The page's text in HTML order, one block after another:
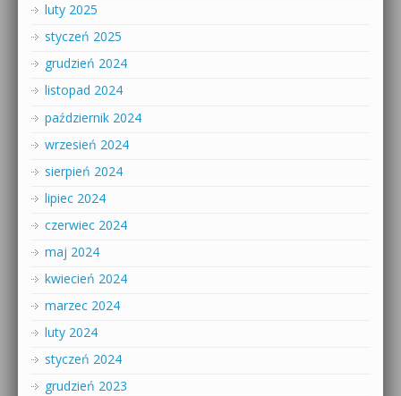
luty 2025
styczeń 2025
grudzień 2024
listopad 2024
październik 2024
wrzesień 2024
sierpień 2024
lipiec 2024
czerwiec 2024
maj 2024
kwiecień 2024
marzec 2024
luty 2024
styczeń 2024
grudzień 2023